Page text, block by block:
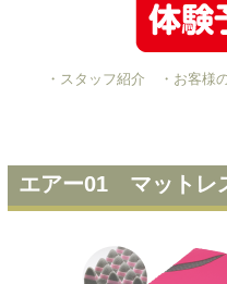
・スタッフ紹介 ・お客様
エアー01 マットレ